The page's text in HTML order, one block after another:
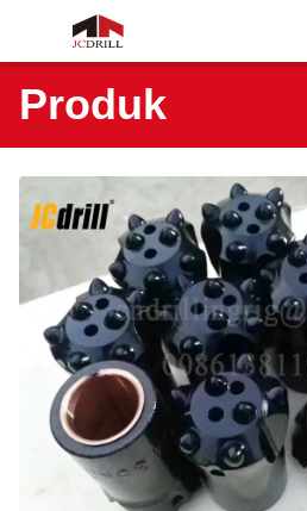
Produk